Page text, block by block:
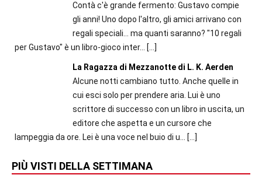
Contà c'è grande fermento: Gustavo compie
gli anni! Uno dopo l'altro, gli amici arrivano con
regali speciali... ma quanti saranno? "10 regali
per Gustavo" è un libro-gioco inter... […]
La Ragazza di Mezzanotte di L. K. Aerden
Alcune notti cambiano tutto. Anche quelle in
cui esci solo per prendere aria. Lui è uno
scrittore di successo con un libro in uscita, un
editore che aspetta e un cursore che
lampeggia da ore. Lei è una voce nel buio di u... […]
PIÙ VISTI DELLA SETTIMANA